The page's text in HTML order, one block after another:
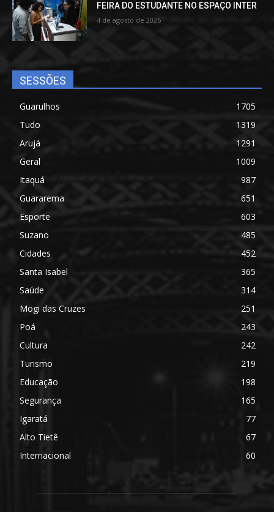
FEIRA DO ESTUDANTE NO ESPAÇO INTER
4 de agosto de 2026
SESSÕES
Guarulhos
1705
Tudo
1319
Arujá
1291
Geral
1009
Itaquá
987
Guararema
651
Esporte
603
Suzano
485
Cidades
452
Santa Isabel
365
Saúde
314
Mogi das Cruzes
251
Poá
243
Cultura
242
Turismo
219
Educação
198
Segurança
165
Igaratá
77
Alto Tietê
67
Internacional
60